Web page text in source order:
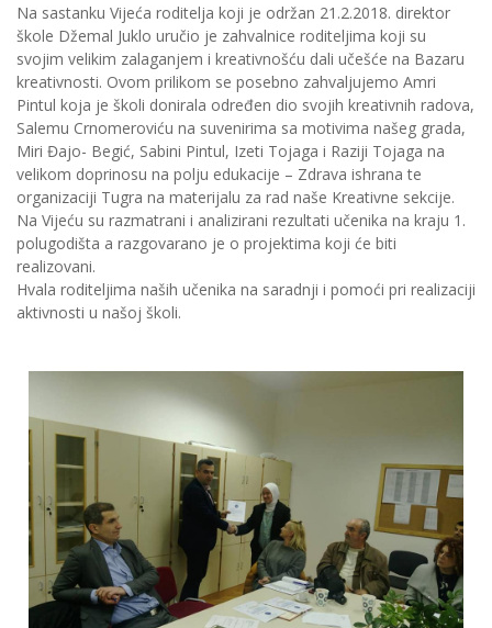
Na sastanku Vijeća roditelja koji je održan 21.2.2018. direktor
škole Džemal Juklo uručio je zahvalnice roditeljima koji su
svojim velikim zalaganjem i kreativnošću dali učešće na Bazaru
kreativnosti. Ovom prilikom se posebno zahvaljujemo Amri
Pintul koja je školi donirala određen dio svojih kreativnih radova,
Salemu Crnomeroviću na suvenirima sa motivima našeg grada,
Miri Đajo- Begić, Sabini Pintul, Izeti Tojaga i Raziji Tojaga na
velikom doprinosu na polju edukacije – Zdrava ishrana te
organizaciji Tugra na materijalu za rad naše Kreativne sekcije.
Na Vijeću su razmatrani i analizirani rezultati učenika na kraju 1.
polugodišta a razgovarano je o projektima koji će biti
realizovani.
Hvala roditeljima naših učenika na saradnji i pomoći pri realizaciji
aktivnosti u našoj školi.